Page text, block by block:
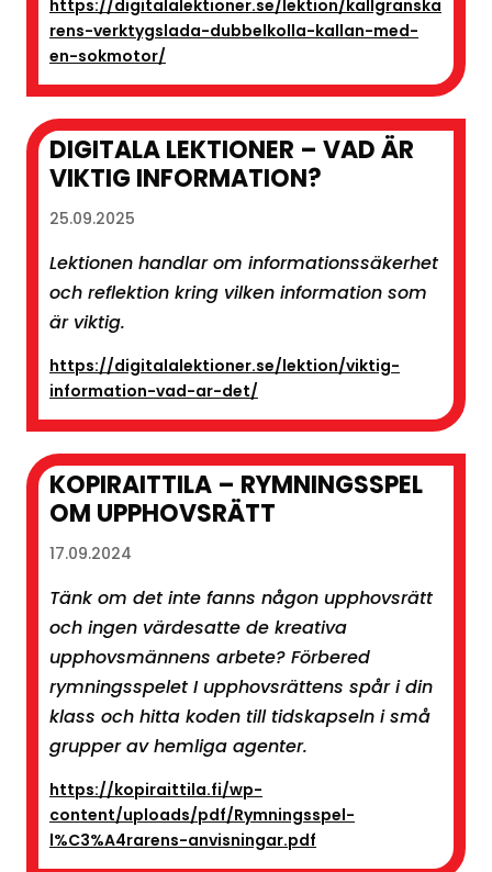
https://digitalalektioner.se/lektion/kallgranska
rens-verktygslada-dubbelkolla-kallan-med-
en-sokmotor/
DIGITALA LEKTIONER – VAD ÄR
VIKTIG INFORMATION?
25.09.2025
Lektionen handlar om informationssäkerhet
och reflektion kring vilken information som
är viktig.
https://digitalalektioner.se/lektion/viktig-
information-vad-ar-det/
KOPIRAITTILA – RYMNINGSSPEL
OM UPPHOVSRÄTT
17.09.2024
Tänk om det inte fanns någon upphovsrätt
och ingen värdesatte de kreativa
upphovsmännens arbete? Förbered
rymningsspelet I upphovsrättens spår i din
klass och hitta koden till tidskapseln i små
grupper av hemliga agenter.
https://kopiraittila.fi/wp-
content/uploads/pdf/Rymningsspel-
l%C3%A4rarens-anvisningar.pdf